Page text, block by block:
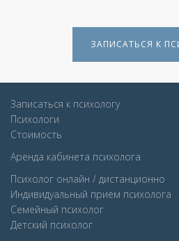
ЗАПИСАТЬСЯ К
Записаться к психологу
Психологи
Стоимость
Аренда кабинета психолога
Психолог онлайн / дистанционно
Индивидуальный прием психолога
Семейный психолог
Детcкий психолог